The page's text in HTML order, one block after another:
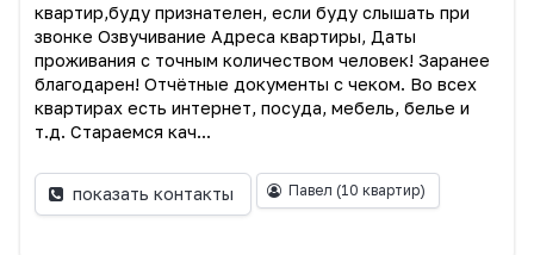
квартир,буду признателен, если буду слышать при
звонке Озвучивание Адреса квартиры, Даты
проживания с точным количеством человек! Заранее
благодарен! Отчётные документы с чеком. Во всех
квартирах есть интернет, посуда, мебель, белье и
т.д. Стараемся кач...
показать контакты Павел (10 квартир)